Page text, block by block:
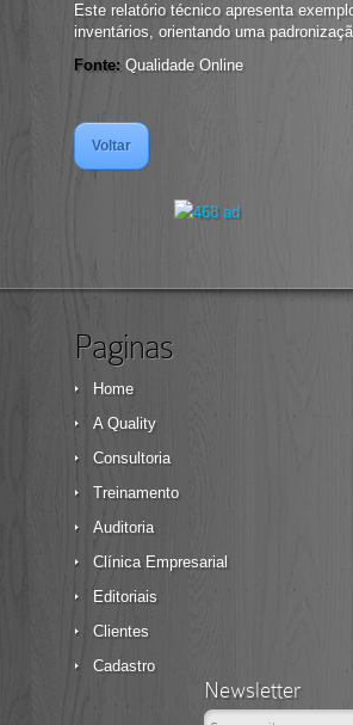
Este relatório técnico apresenta
inventários, orientando uma
Fonte: Qualidade Online
Voltar
Paginas
Home
A Quality
Consultoria
Treinamento
Auditoria
Clínica Empresarial
Editoriais
Clientes
Cadastro
Newsletter